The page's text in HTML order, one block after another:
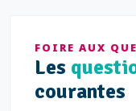
FOIRE AUX
Les
courantes